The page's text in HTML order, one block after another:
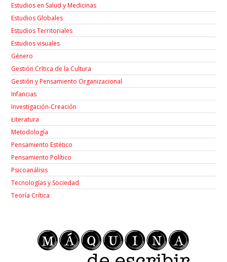
Estudios en Salud y Medicinas
Estudios Globales
Estudios Territoriales
Estudios visuales
Género
Gestión Crítica de la Cultura
Gestión y Pensamiento Organizacional
Infancias
Investigación-Creación
Łiteratura
Metodología
Pensamiento Estético
Pensamiento Político
Psicoanálisis
Tecnologías y Sociedad
Teoría Crítica